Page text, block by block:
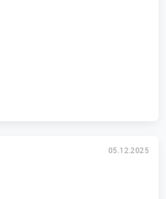
05.12.2025